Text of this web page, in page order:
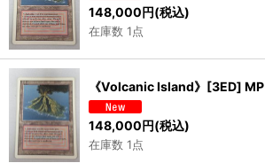
148,000円(税込)
在庫数 1点
《Volcanic Island》[3ED] MP
148,000円(税込)
在庫数 1点